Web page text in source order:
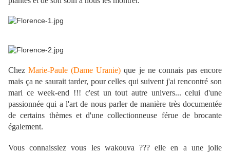
ChezMarie-Paule (Dame Uranie) que je ne connais pas encore
mais ça ne saurait tarder, pour celles qui suivent j'ai rencontré son
mari ce week-end !!! c'est un tout autre univers... celui d'une
passionnée qui a l'art de nous parler de manière très documentée
de certains thèmes et d'une collectionneuse férue de brocante
également.
Vous connaissiez vous les wakouva ??? elle en a une jolie